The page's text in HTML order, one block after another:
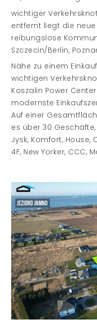
wichtiger
entfernt liegt die
reibungslose
Szczecin/Berlin,
Nähe zu einem
wichtigen
Koszalin Power
modernste
Auf einer
es über 30
Jysk, Komfort, House,
4F, New Yorker, CCC,